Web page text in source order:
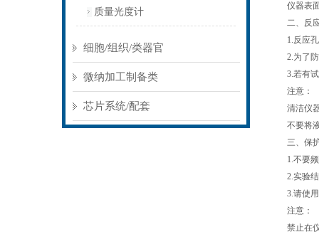
质量光度计
细胞/组织/类器官
微纳加工制备类
芯片系统/配套
仪器表面
二、反应
1.反应孔
2.为了防
3.若有试
注意：
清洁仪器
不要将液
三、保护
1.不要频
2.实验结
3.请使用
注意：
禁止在仪